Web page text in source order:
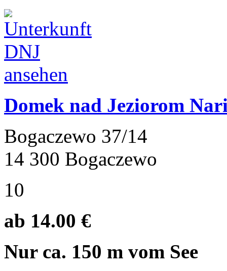
Domek nad Jeziorom
Bogaczewo 37/14
14 300 Bogaczewo
10
ab 14.00 €
Nur ca. 150 m vom See